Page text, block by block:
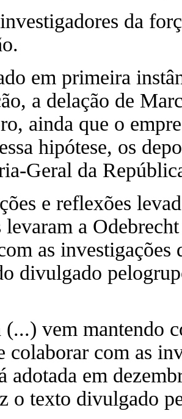
da
em primeira
a delação de
ainda que o
hipótese, os
Geral da
e reflexões
levaram a
as investigações
divulgado
(...) vem mantendo
colaborar com as
adotada em
o texto divulgado